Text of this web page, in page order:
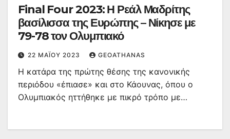
Final Four 2023: Η Ρεάλ Μαδρίτης
βασίλισσα της Ευρώπης – Νίκησε με
79-78 τον Ολυμπιακό
22 ΜΑΪ́ΟΥ 2023 GEOATHANAS
H κατάρα της πρώτης θέσης της κανονικής
περιόδου «έπιασε» και στο Κάουνας, όπου ο
Ολυμπιακός ηττήθηκε με πικρό τρόπο με…